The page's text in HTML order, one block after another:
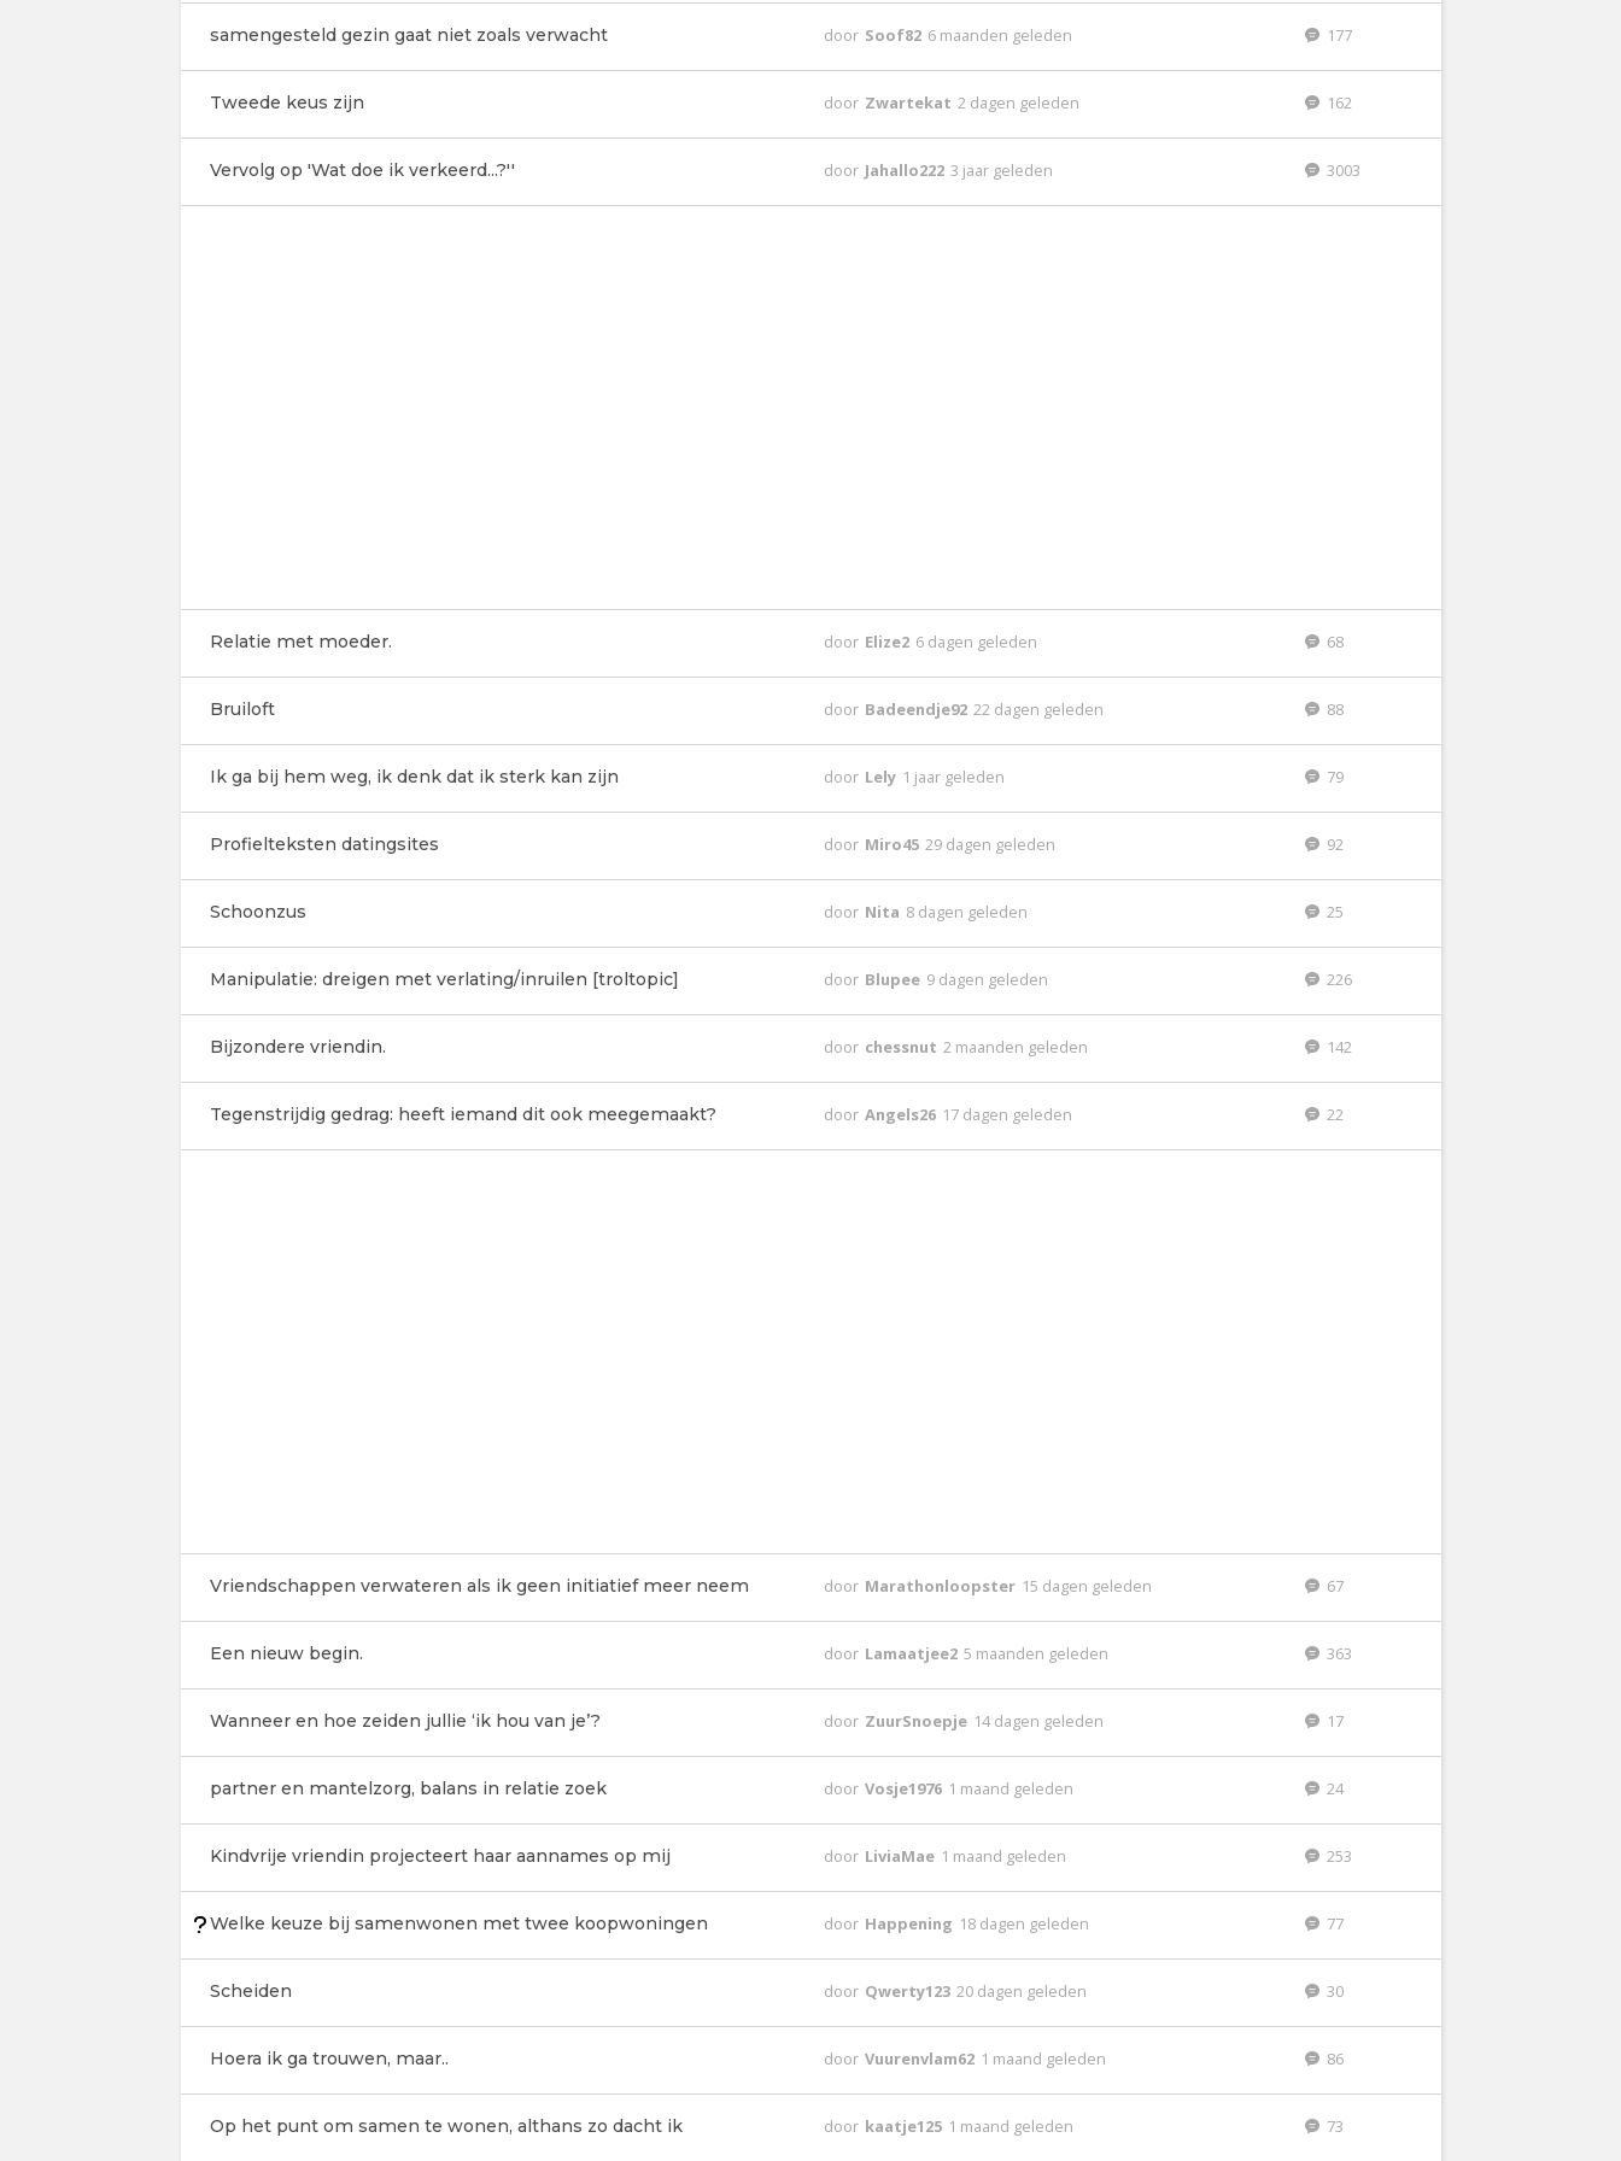
samengesteld gezin gaat niet zoals verwacht door Soof82 6 maanden geleden 177
Tweede keus zijn door Zwartekat 2 dagen geleden 162
Vervolg op 'Wat doe ik verkeerd...?'' door Jahallo222 3 jaar geleden 3003
Relatie met moeder. door Elize2 6 dagen geleden 68
Bruiloft door Badeendje92 22 dagen geleden 88
Ik ga bij hem weg, ik denk dat ik sterk kan zijn door Lely 1 jaar geleden 79
Profielteksten datingsites door Miro45 29 dagen geleden 92
Schoonzus door Nita 8 dagen geleden 25
Manipulatie: dreigen met verlating/inruilen [troltopic] door Blupee 9 dagen geleden 226
Bijzondere vriendin. door chessnut 2 maanden geleden 142
Tegenstrijdig gedrag: heeft iemand dit ook meegemaakt? door Angels26 17 dagen geleden 22
Vriendschappen verwateren als ik geen initiatief meer neem door Marathonloopster 15 dagen geleden 67
Een nieuw begin. door Lamaatjee2 5 maanden geleden 363
Wanneer en hoe zeiden jullie ‘ik hou van je’? door ZuurSnoepje 14 dagen geleden 17
partner en mantelzorg, balans in relatie zoek door Vosje1976 1 maand geleden 24
Kindvrije vriendin projecteert haar aannames op mij door LiviaMae 1 maand geleden 253
Welke keuze bij samenwonen met twee koopwoningen door Happening 18 dagen geleden 77
Scheiden door Qwerty123 20 dagen geleden 30
Hoera ik ga trouwen, maar.. door Vuurenvlam62 1 maand geleden 86
Op het punt om samen te wonen, althans zo dacht ik door kaatje125 1 maand geleden 73